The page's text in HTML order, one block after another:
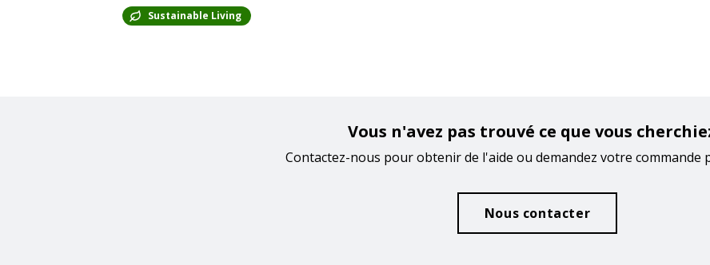
Sustainable Living
Vous n'avez pas trouvé ce que vous
Contactez-nous pour obtenir de l'aide ou demandez votre commande
Nous contacter